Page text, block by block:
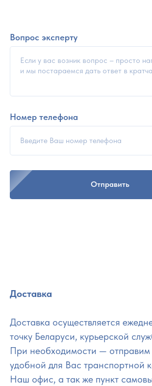
Вопрос эксперту
Номер телефона
Отправить
Доставка
Доставка осуществляется
точку Беларуси, курьерской
При необходимости — отправим
удобной для Вас транспортной
Наш офис, а так же пункт